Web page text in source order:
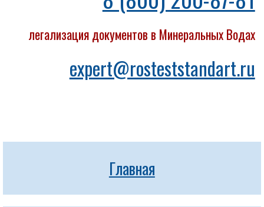
легализация документов в Минеральных Водах
expert@rosteststandart.ru
Главная